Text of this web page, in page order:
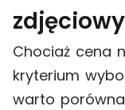
Chociaż cena
kryterium
warto